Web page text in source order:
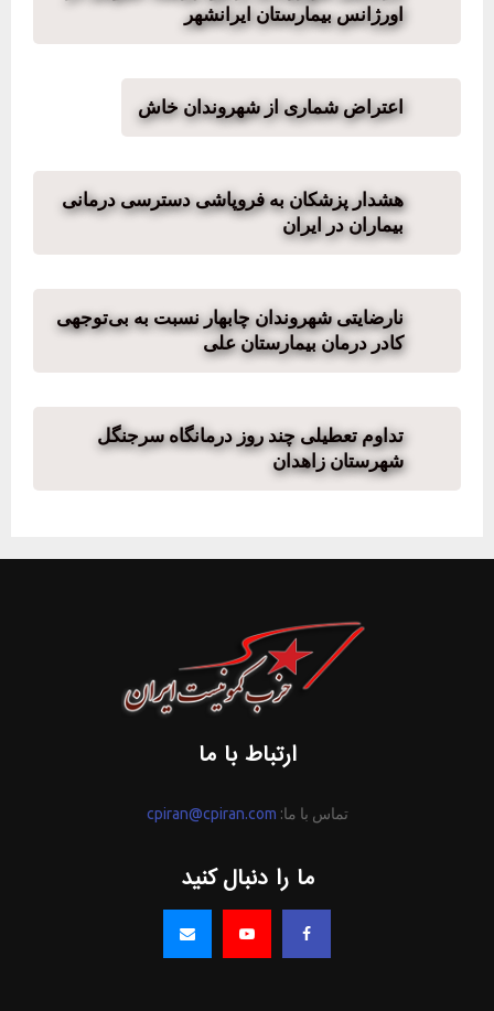
اورژانس بیمارستان ایرانشهر
اعتراض شماری از شهروندان خاش
هشدار پزشکان به فروپاشی دسترسی درمانی
بیماران در ایران
نارضایتی شهروندان چابهار نسبت به بی‌توجهی
کادر درمان بیمارستان علی
تداوم تعطیلی چند‌ روز درمانگاه سرجنگل
شهرستان زاهدان
ارتباط با ما
تماس با ما: cpiran@cpiran.com
ما را دنبال کنید